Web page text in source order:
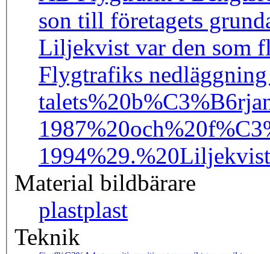
son till företagets
Liljekvist var den som
Flygtrafiks
Material bildbärare
plastplast
Teknik